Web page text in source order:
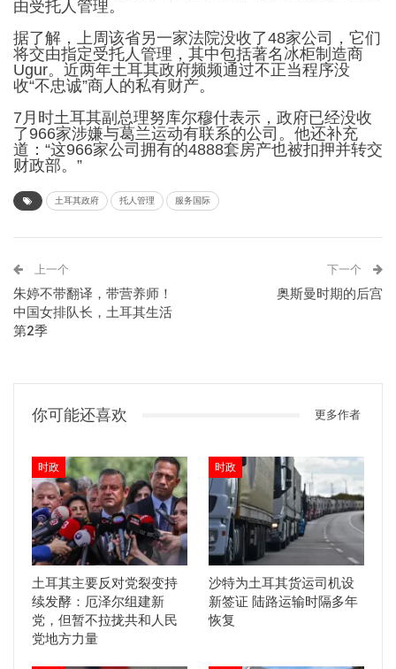
由受托人管理。
据了解，上周该省另一家法院没收了48家公司，它们
将交由指定受托人管理，其中包括著名冰柜制造商
Ugur。近两年土耳其政府频频通过不正当程序没
收“不忠诚”商人的私有财产。
7月时土耳其副总理努库尔穆什表示，政府已经没收
了966家涉嫌与葛兰运动有联系的公司。他还补充
道：“这966家公司拥有的4888套房产也被扣押并转交
财政部。”
土耳其政府 托人管理 服务国际
上一个
朱婷不带翻译，带营养师！
中国女排队长，土耳其生活
第2季
下一个
奥斯曼时期的后宫
你可能还喜欢 更多作者
时政
土耳其主要反对党裂变持
续发酵：厄泽尔组建新
党，但暂不拉拢共和人民
党地方力量
时政
沙特为土耳其货运司机设
新签证 陆路运输时隔多年
恢复